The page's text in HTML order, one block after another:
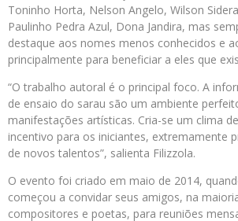
Toninho Horta, Nelson Angelo, Wilson
Paulinho Pedra Azul, Dona Jandira, mas
destaque aos nomes menos conhecidos e
principalmente para beneficiar a eles que
“O trabalho autoral é o principal foco. A
de ensaio do sarau são um ambiente
manifestações artísticas. Cria-se um clima
incentivo para os iniciantes, extremamente
de novos talentos”, salienta Filizzola.
O evento foi criado em maio de 2014,
começou a convidar seus amigos, na
compositores e poetas, para reuniões